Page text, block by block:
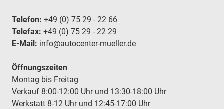
Telefon: +49 (0) 75 29 - 22 66
Telefax: +49 (0) 75 29 - 22 29
E-Mail: info@autocenter-mueller.de
Öffnungszeiten
Montag bis Freitag
Verkauf 8:00-12:00 Uhr und 13:30-18:00 Uhr
Werkstatt 8-12 Uhr und 12:45-17:00 Uhr